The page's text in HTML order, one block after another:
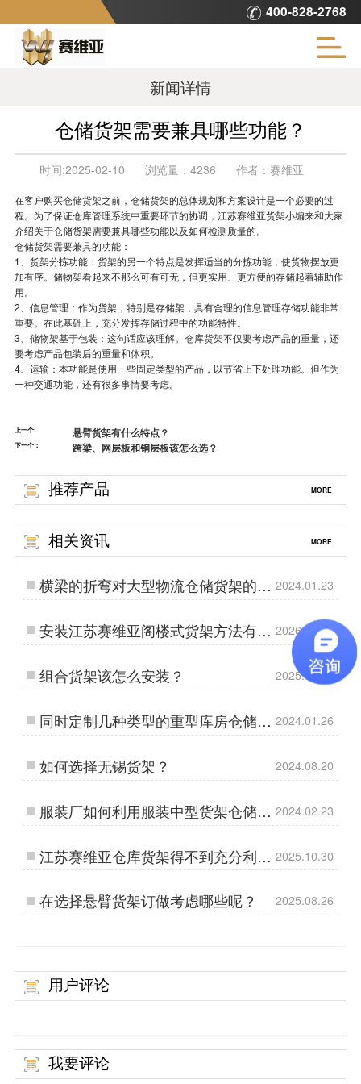
400-828-2768
新闻详情
仓储货架需要兼具哪些功能？
时间:2025-02-10 浏览量： 4236 作者： 赛维亚
在客户购买仓储货架之前，仓储货架的总体规划和方案设计是一个必要的过
程。为了保证仓库管理系统中重要环节的协调，江苏赛维亚货架小编来和大家
介绍关于仓储货架需要兼具哪些功能以及如何检测质量的。
仓储货架需要兼具的功能：
1、货架分拣功能： 货架的另一个特点是发挥适当的分拣功能，使货物摆放更
加有序。储物架看起来不那么可有可无，但更实用、更方便的存储起着辅助作
用。
2、信息管理：作为货架，特别是存储架，具有合理的信息管理存储功能非常
重要。在此基础上，充分发挥存储过程中的功能特性。
3、储物架基于包装：这句话应该理解。 仓库货架不仅要考虑产品的重量，还
要考虑产品包装后的重量和体积。
4、运输：本功能是使用一些固定类型的产品，以节省上下处理功能。但作为
一种交通功能，还有很多事情要考虑。
上一个: 悬臂货架有什么特点？
下一个： 跨梁、网层板和钢层板该怎么选？
推荐产品 MORE
相关资讯 MORE
横梁的折弯对大型物流仓储货架的重
要性
2024.01.23
安装江苏赛维亚阁楼式货架方法有哪
些?
2026.08.05
组合货架该怎么安装？ 2025.05.13
同时定制几种类型的重型库房仓储货
架需要注意什么问题？
2024.01.26
如何选择无锡货架？ 2024.08.20
服装厂如何利用服装中型货架仓储货
架让存储更高效呢？
2024.02.23
江苏赛维亚仓库货架得不到充分利用
的原因
2025.10.30
在选择悬臂货架订做考虑哪些呢？ 2025.08.26
用户评论
我要评论